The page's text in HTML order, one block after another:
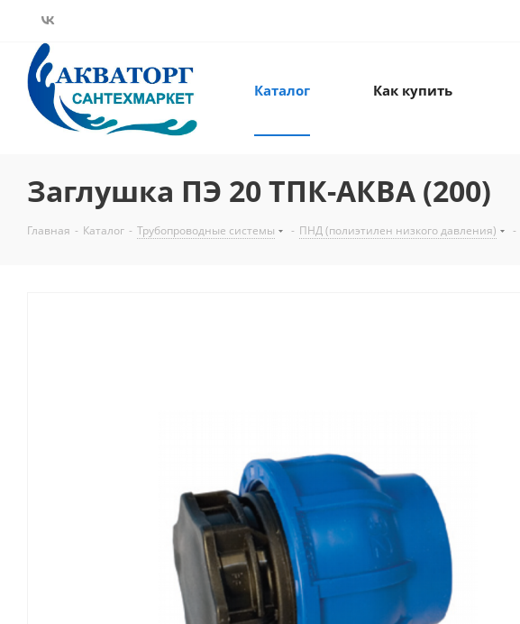
Каталог Как купить
Заглушка ПЭ 20 ТПК-АКВА (200)
Главная - Каталог - Трубопроводные системы - ПНД (полиэтилен низкого давления) -